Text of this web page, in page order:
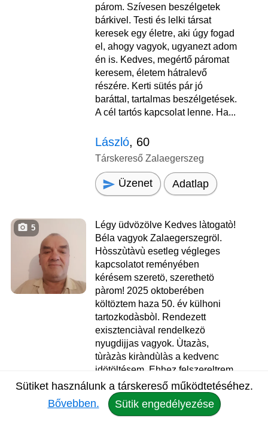
párom. Szívesen beszélgetek
bárkivel. Testi és lelki társat
keresek egy életre, aki úgy fogad
el, ahogy vagyok, ugyanezt adom
én is. Kedves, megértő páromat
keresem, életem hátralevő
részére. Kerti sütés pár jó
baráttal, tartalmas beszélgetések.
A cél tartós kapcsolat lenne. Ha...
László, 60
Társkereső Zalaegerszeg
Üzenet Adatlap
5
Légy üdvözölve Kedves làtogatò!
Béla vagyok Zalaegerszegröl.
Hòsszùtàvù esetleg végleges
kapcsolatot reményében
kérésem szeretö, szerethetö
pàrom! 2025 oktoberében
költöztem haza 50. év külhoni
tartozkodàsbòl. Rendezett
exisztenciàval rendelkezö
nyugdijjas vagyok. Ùtazàs,
tùràzàs kiràndùlàs a kedvenc
idötöltésem. Ehhez felszereltrem
magam egy lakòmobillal!
Röviden ennyit. Ha ùgy érzed
hogy kölcdönös szimpàtia esetén
Sütiket használunk a társkereső működtetéséhez.
Bővebben.
Sütik engedélyezése